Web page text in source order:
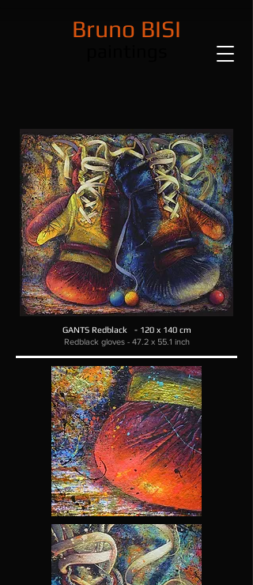
Bruno BISI
GANTS Redblack - 120 x 140 cm
Redblack gloves - 47.2 x 55.1 inch